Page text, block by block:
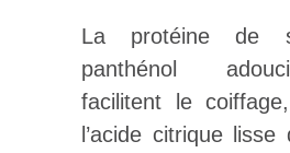
La protéine de
panthénol
facilitent le
l’acide citrique lisse